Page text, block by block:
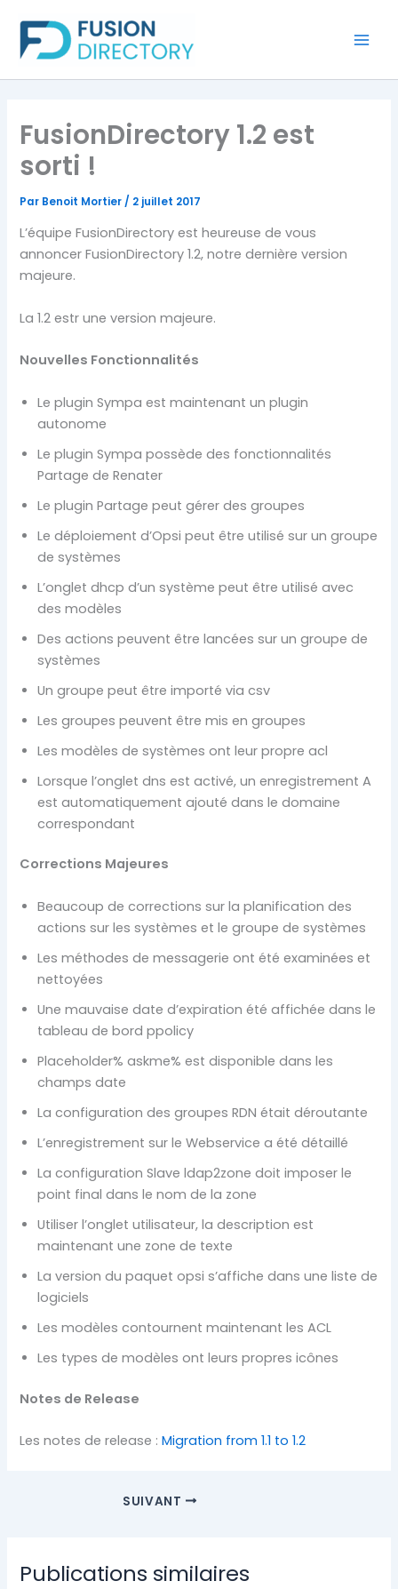
contenu
FusionDirectory 1.2 est
sorti !
Par Benoit Mortier / 2 juillet 2017
L’équipe FusionDirectory est heureuse de vous
annoncer FusionDirectory 1.2, notre dernière version
majeure.
La 1.2 estr une version majeure.
Nouvelles Fonctionnalités
Le plugin Sympa est maintenant un plugin
autonome
Le plugin Sympa possède des fonctionnalités
Partage de Renater
Le plugin Partage peut gérer des groupes
Le déploiement d’Opsi peut être utilisé sur un groupe
de systèmes
L’onglet dhcp d’un système peut être utilisé avec
des modèles
Des actions peuvent être lancées sur un groupe de
systèmes
Un groupe peut être importé via csv
Les groupes peuvent être mis en groupes
Les modèles de systèmes ont leur propre acl
Lorsque l’onglet dns est activé, un enregistrement A
est automatiquement ajouté dans le domaine
correspondant
Corrections Majeures
Beaucoup de corrections sur la planification des
actions sur les systèmes et le groupe de systèmes
Les méthodes de messagerie ont été examinées et
nettoyées
Une mauvaise date d’expiration été affichée dans le
tableau de bord ppolicy
Placeholder% askme% est disponible dans les
champs date
La configuration des groupes RDN était déroutante
L’enregistrement sur le Webservice a été détaillé
La configuration Slave ldap2zone doit imposer le
point final dans le nom de la zone
Utiliser l’onglet utilisateur, la description est
maintenant une zone de texte
La version du paquet opsi s’affiche dans une liste de
logiciels
Les modèles contournent maintenant les ACL
Les types de modèles ont leurs propres icônes
Notes de Release
Les notes de release :Migration from 1.1 to 1.2
SUIVANT
Publications similaires